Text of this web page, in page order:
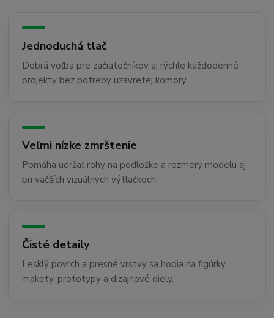
Jednoduchá tlač
Dobrá voľba pre začiatočníkov aj rýchle každodenné
projekty bez potreby uzavretej komory.
Veľmi nízke zmrštenie
Pomáha udržať rohy na podložke a rozmery modelu aj
pri väčších vizuálnych výtlačkoch.
Čisté detaily
Lesklý povrch a presné vrstvy sa hodia na figúrky,
makety, prototypy a dizajnové diely.